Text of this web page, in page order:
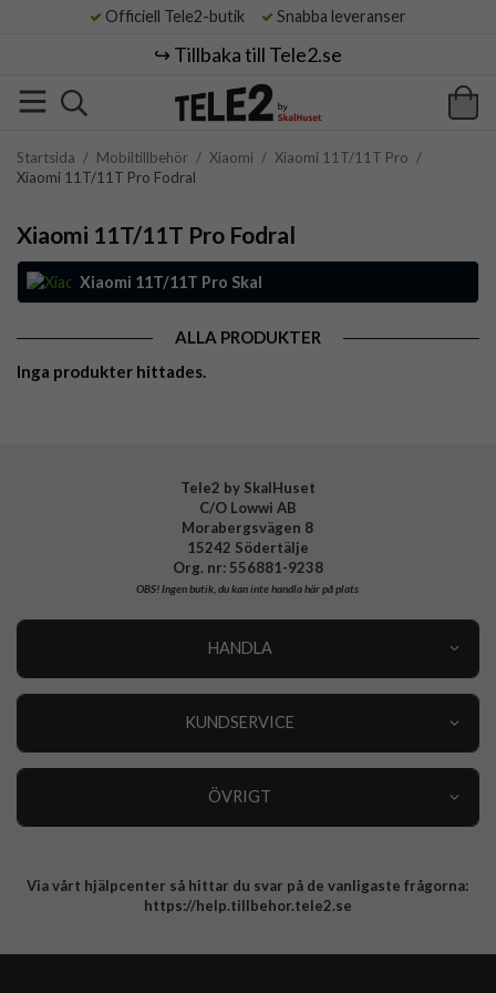
Officiell Tele2-butik Snabba leveranser
↪️ Tillbaka till Tele2.se
Startsida / Mobiltillbehör / Xiaomi / Xiaomi 11T/11T Pro /
Xiaomi 11T/11T Pro Fodral
Xiaomi 11T/11T Pro Fodral
Xiaomi 11T/11T Pro Skal
ALLA PRODUKTER
Inga produkter hittades.
Tele2 by SkalHuset
C/O Lowwi AB
Morabergsvägen 8
15242 Södertälje
Org. nr: 556881-9238
OBS!Ingen butik, du kan inte handla här på plats
HANDLA
KUNDSERVICE
ÖVRIGT
Integritetspolicy
Via vårt hjälpcenter så hittar du svar på de vanligaste frågorna:
https://help.tillbehor.tele2.se